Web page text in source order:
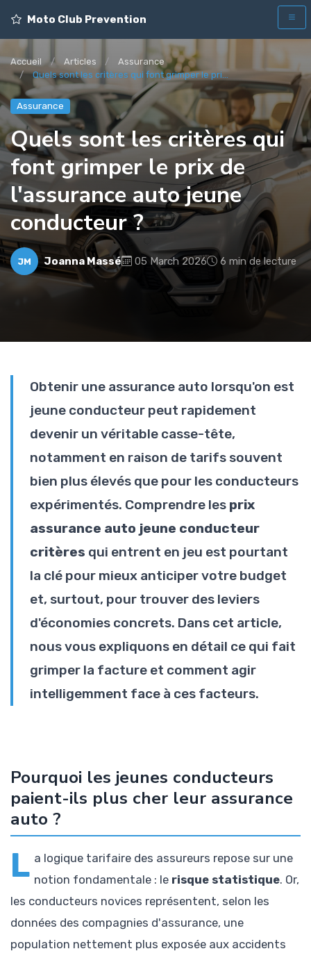
Moto Club Prevention
Accueil Articles
Assurance
Quels sont les critères qui font grimper le pri...
Assurance
Quels sont les critères qui
font grimper le prix de
l'assurance auto jeune
conducteur ?
JM Joanna Massé 05 March 2026 6 min de lecture
Obtenir une assurance auto lorsqu'on est
jeune conducteur peut rapidement
devenir un véritable casse-tête,
notamment en raison de tarifs souvent
bien plus élevés que pour les conducteurs
expérimentés. Comprendre les prix
assurance auto jeune conducteur
critères qui entrent en jeu est pourtant
la clé pour mieux anticiper votre budget
et, surtout, pour trouver des leviers
d'économies concrets. Dans cet article,
nous vous expliquons en détail ce qui fait
grimper la facture et comment agir
intelligemment face à ces facteurs.
Pourquoi les jeunes conducteurs
paient-ils plus cher leur assurance
auto ?
L a logique tarifaire des assureurs repose sur une
notion fondamentale : le risque statistique. Or,
les conducteurs novices représentent, selon les
données des compagnies d'assurance, une
population nettement plus exposée aux accidents